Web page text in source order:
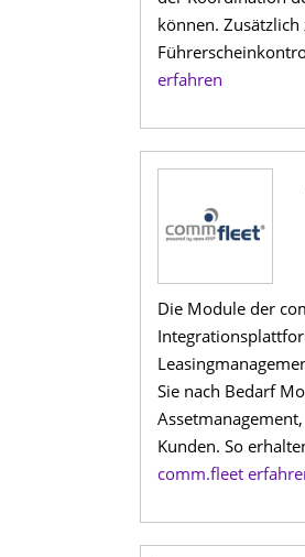
können.
erfahren
Die Module der
Sie nach Bedarf
Kunden. So
comm.fleet